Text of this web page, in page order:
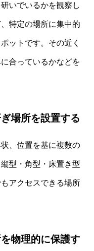
いでいるかを観察し
特定の場所に集中的
ットです。その近く
合っているかなどを
場所を設置する
、位置を基に複数の
型・角型・床置き型
アクセスできる場所
物理的に保護す